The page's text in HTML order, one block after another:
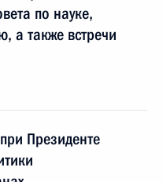
по науке,
а также встречи
Президенте